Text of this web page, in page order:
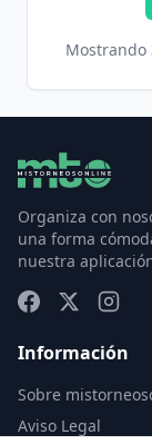
Mostrando
Organiza con
una forma
nuestra
Información
Sobre
Aviso Legal